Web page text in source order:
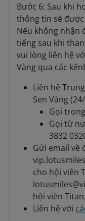
Bước 6: Sau khi
thông tin sẽ
Nếu không nhận
tiếng sau khi
vui lòng liên hệ
Vàng qua các
Liên hệ
Sen Vàng
Gọi
Gọi từ
3832
Gửi email về
cho hội viên
hội viên
Liên hệ với